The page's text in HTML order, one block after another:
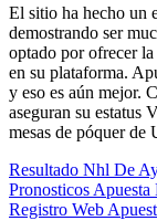
El sitio ha hecho un
demostrando ser
optado por ofrecer
en su plataforma.
y eso es aún mejor.
aseguran su estatus
mesas de póquer de
Resultado Nhl De
Pronosticos Apuesta
Registro Web